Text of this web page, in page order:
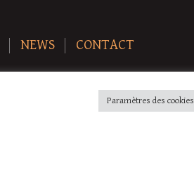
NEWS CONTACT
Paramètres des cookies